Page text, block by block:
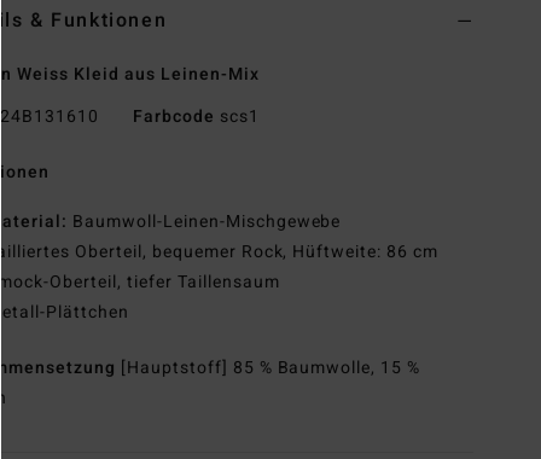
& Funktionen
Weiss Kleid aus Leinen-Mix
24B131610 Farbcode scs1
Material: Baumwoll-Leinen-Mischgewebe
Tailliertes Oberteil, bequemer Rock, Hüftweite: 86 cm
Smock-Oberteil, tiefer Taillensaum
Metall-Plättchen
[Hauptstoff] 85 % Baumwolle, 15 %